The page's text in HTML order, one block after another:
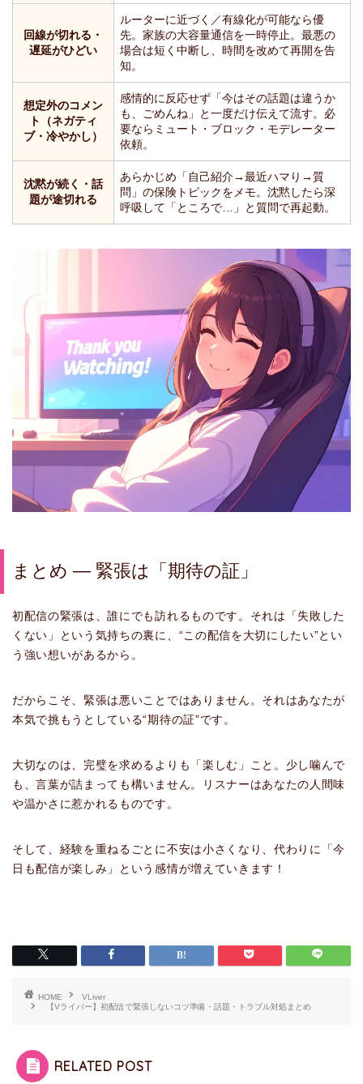
回線が切れる・
遅延がひどい
ルーターに近づく／有線化が可能なら優
先。家族の大容量通信を一時停止。最悪の
場合は短く中断し、時間を改めて再開を告
知。
想定外のコメン
ト（ネガティ
ブ・冷やかし）
感情的に反応せず「今はその話題は違うか
も、ごめんね」と一度だけ伝えて流す。必
要ならミュート・ブロック・モデレーター
依頼。
沈黙が続く・話
題が途切れる
あらかじめ「自己紹介→最近ハマり→質
問」の保険トピックをメモ。沈黙したら深
呼吸して「ところで…」と質問で再起動。
まとめ — 緊張は「期待の証」
初配信の緊張は、誰にでも訪れるものです。それは「失敗した
くない」という気持ちの裏に、“この配信を大切にしたい”とい
う強い想いがあるから。
だからこそ、緊張は悪いことではありません。それはあなたが
本気で挑もうとしている“期待の証”です。
大切なのは、完璧を求めるよりも「楽しむ」こと。少し噛んで
も、言葉が詰まっても構いません。リスナーはあなたの人間味
や温かさに惹かれるものです。
そして、経験を重ねるごとに不安は小さくなり、代わりに「今
日も配信が楽しみ」という感情が増えていきます！
HOME
VLiver
【Vライバー】初配信で緊張しないコツ準備・話題・トラブル対処まとめ
RELATED POST